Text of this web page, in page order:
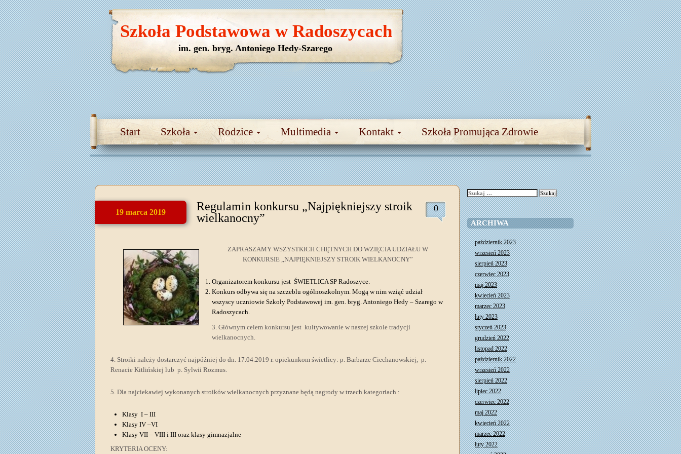
Start Szkoła Rodzice Multimedia Kontakt Szkoła Promująca Zdrowie
Szkoła Podstawowa w Radoszycach
im. gen. bryg. Antoniego Hedy-Szarego
19 marca 2019
Regulamin konkursu „Najpiękniejszy stroik
wielkanocny”
0
ZAPRASZAMY WSZYSTKICH CHĘTNYCH DO WZIĘCIA UDZIAŁU W
KONKURSIE „NAJPIĘKNIEJSZY STROIK WIELKANOCNY”
Organizatorem konkursu jest ŚWIETLICA SP Radoszyce.
Konkurs odbywa się na szczeblu ogólnoszkolnym. Mogą w nim wziąć udział
wszyscy uczniowie Szkoły Podstawowej im. gen. bryg. Antoniego Hedy – Szarego w
Radoszycach.
3. Głównym celem konkursu jest kultywowanie w naszej szkole tradycji
wielkanocnych.
4. Stroiki należy dostarczyć najpóźniej do dn. 17.04.2019 r. opiekunkom świetlicy: p. Barbarze Ciechanowskiej, p.
Renacie Kitlińskiej lub p. Sylwii Rozmus.
5. Dla najciekawiej wykonanych stroików wielkanocnych przyznane będą nagrody w trzech kategoriach :
Klasy I – III
Klasy IV –VI
Klasy VII – VIII i III oraz klasy gimnazjalne
KRYTERIA OCENY:
Szukaj:
ARCHIWA
październik 2023
wrzesień 2023
sierpień 2023
czerwiec 2023
maj 2023
kwiecień 2023
marzec 2023
luty 2023
styczeń 2023
grudzień 2022
listopad 2022
październik 2022
wrzesień 2022
sierpień 2022
lipiec 2022
czerwiec 2022
maj 2022
kwiecień 2022
marzec 2022
luty 2022